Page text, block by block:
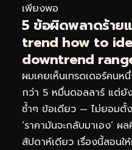
เพียงพอ
5 ข้อผิดพลาดร้ายแ
trend how to
downtrend
ผมเคยเห็นเทรดเดอร์คนห
กว่า 5 หมื่นดอลลาร์ แต่ยั
ซ้ำๆ ข้อเดียว — ไม่ยอมตั้
‘ราคามันจะกลับมาเอง’
สัปดาห์เดียว เรื่องนี้สอน